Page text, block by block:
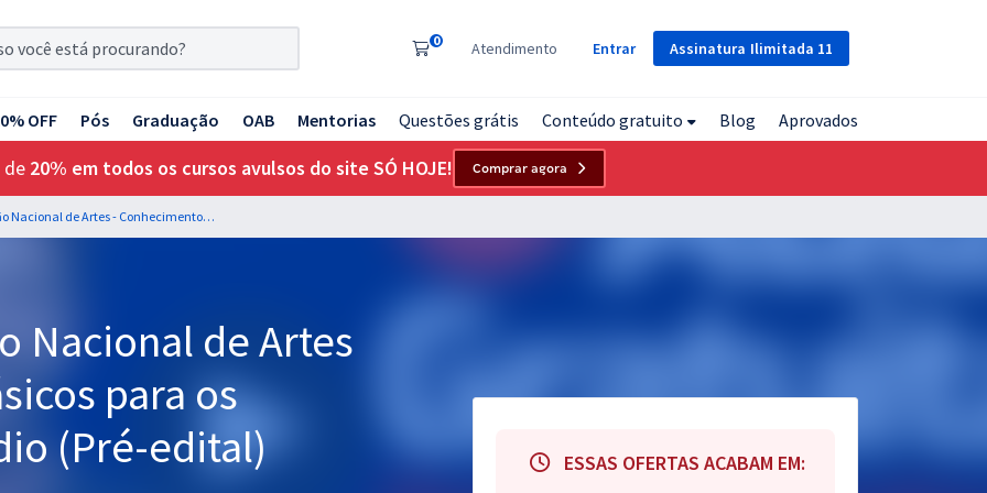
Assinatura Ilimitada 11
0 Atendimento Entrar
OFF Pós Graduação OAB Mentorias Questões grátis Conteúdo gratuito Blog Aprovados
de 20% em todos os cursos avulsos do site SÓ HOJE! Comprar agora
FUNARTE - Fundação Nacional de Artes - Conhecimentos Básicos para os Cargos de Nível Médio (Pré-edital)
Nacional de Artes
para os
(Pré-edital)
ESSAS OFERTAS ACABAM EM: